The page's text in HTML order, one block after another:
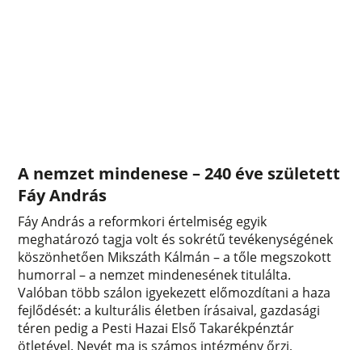
A nemzet mindenese – 240 éve született
Fáy András
Fáy András a reformkori értelmiség egyik
meghatározó tagja volt és sokrétű tevékenységének
köszönhetően Mikszáth Kálmán – a tőle megszokott
humorral – a nemzet mindenesének titulálta.
Valóban több szálon igyekezett előmozdítani a haza
fejlődését: a kulturális életben írásaival, gazdasági
téren pedig a Pesti Hazai Első Takarékpénztár
ötletével. Nevét ma is számos intézmény őrzi,